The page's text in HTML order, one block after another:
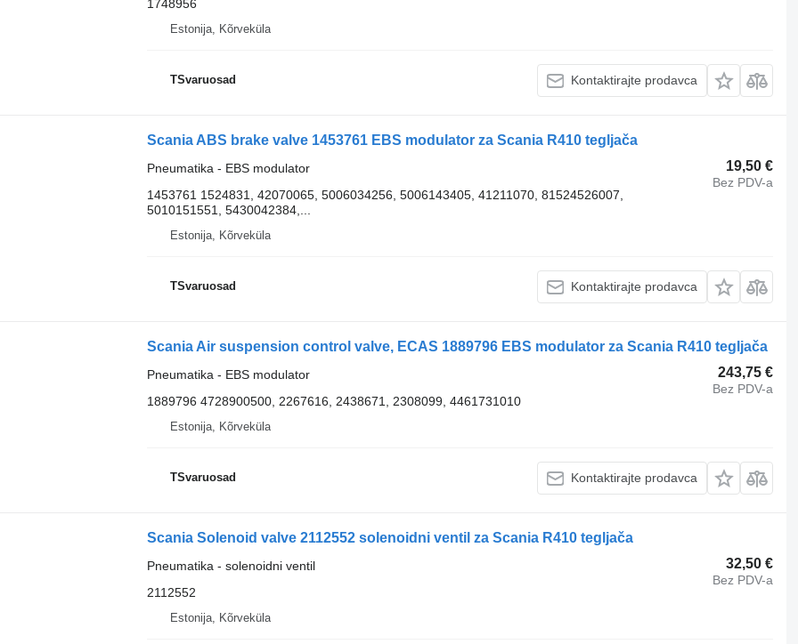
1748956
Estonija, Kõrveküla
TSvaruosad Kontaktirajte prodavca
Scania ABS brake valve 1453761 EBS modulator za Scania R410 tegljača
19,50 €
Bez PDV-a
Pneumatika - EBS modulator
1453761 1524831, 42070065, 5006034256, 5006143405, 41211070, 81524526007,
5010151551, 5430042384,...
Estonija, Kõrveküla
TSvaruosad Kontaktirajte prodavca
Scania Air suspension control valve, ECAS 1889796 EBS modulator za Scania R410 tegljača
243,75 €
Bez PDV-a
Pneumatika - EBS modulator
1889796 4728900500, 2267616, 2438671, 2308099, 4461731010
Estonija, Kõrveküla
TSvaruosad Kontaktirajte prodavca
Scania Solenoid valve 2112552 solenoidni ventil za Scania R410 tegljača
32,50 €
Bez PDV-a
Pneumatika - solenoidni ventil
2112552
Estonija, Kõrveküla